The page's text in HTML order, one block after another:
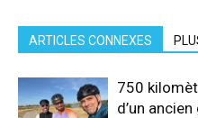
ARTICLES CONNEXES
750
d’un